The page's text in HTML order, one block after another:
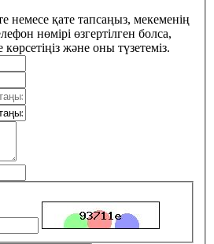
немесе қате тапсаңыз, мекеменің
нөмірі өзгертілген болса,
және оны түзетеміз.